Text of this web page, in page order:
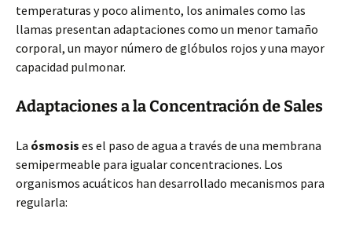
temperaturas y poco alimento, los animales como las
llamas presentan adaptaciones como un menor tamaño
corporal, un mayor número de glóbulos rojos y una mayor
capacidad pulmonar.
Adaptaciones a la Concentración de Sales
La ósmosis es el paso de agua a través de una membrana
semipermeable para igualar concentraciones. Los
organismos acuáticos han desarrollado mecanismos para
regularla: